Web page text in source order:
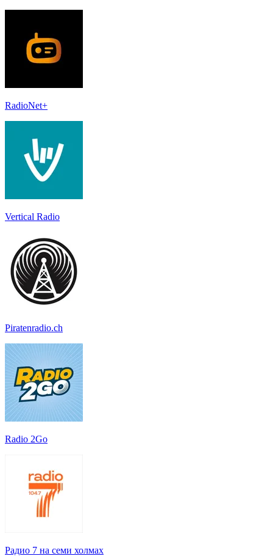
RadioNet+
Vertical Radio
Piratenradio.ch
Radio 2Go
Радио 7 на семи холмах